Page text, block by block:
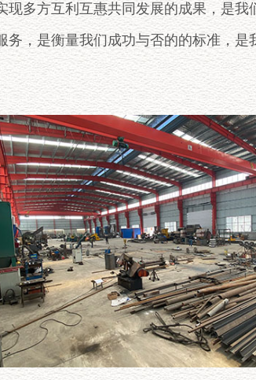
方互利互惠共同发展的成果，是我
，是衡量我们成功与否的的标准，是